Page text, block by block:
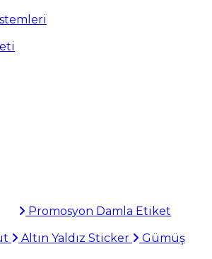
Promosyon Damla Etiket
Altın Yaldız Sticker
Gümüş